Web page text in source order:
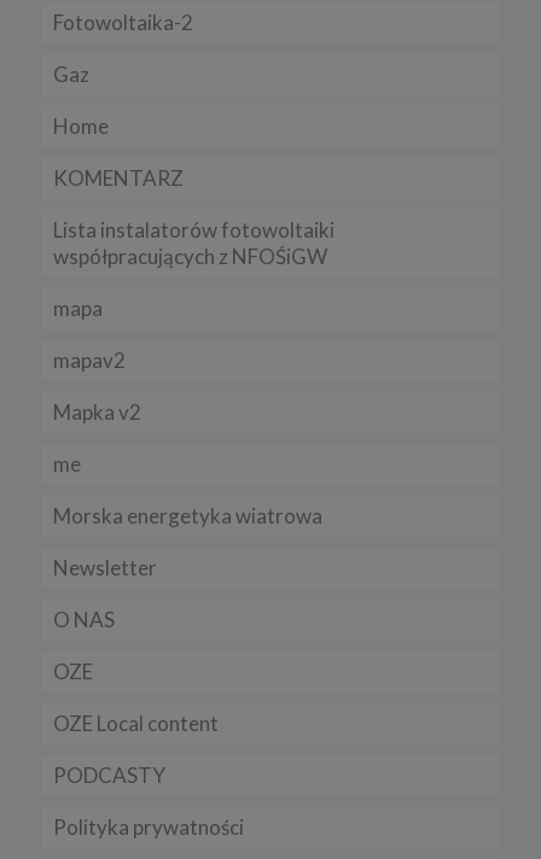
Fotowoltaika-2
Gaz
Home
KOMENTARZ
Lista instalatorów fotowoltaiki
współpracujących z NFOŚiGW
mapa
mapav2
Mapka v2
me
Morska energetyka wiatrowa
Newsletter
O NAS
OZE
OZE Local content
PODCASTY
Polityka prywatności